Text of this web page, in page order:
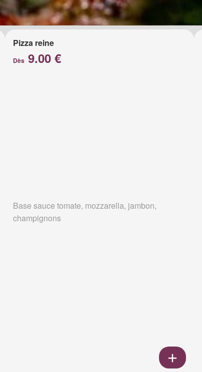
Pizza reine
Dès9.00 €
Base sauce tomate, mozzarella, jambon,
champignons